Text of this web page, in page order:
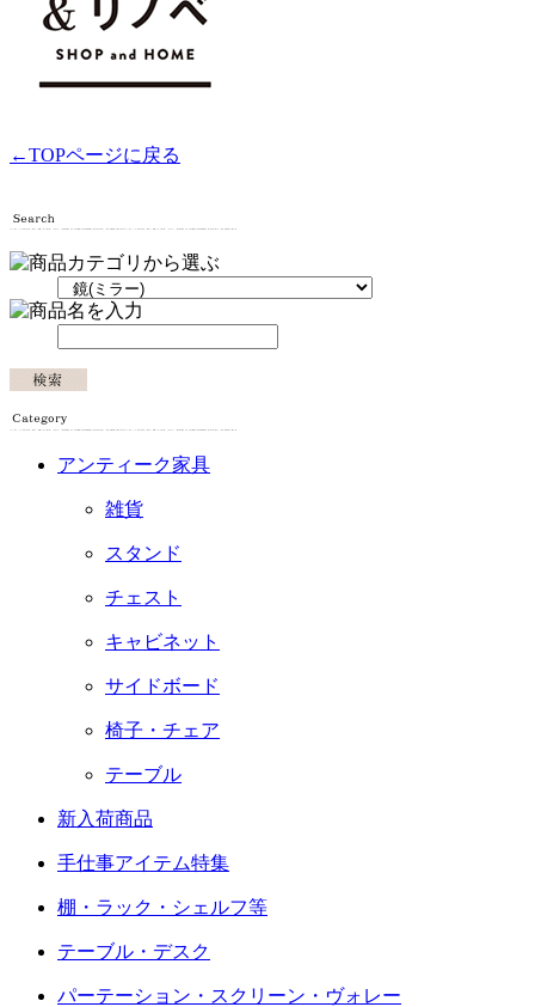
←TOPページに戻る
アンティーク家具
雑貨
スタンド
チェスト
キャビネット
サイドボード
椅子・チェア
テーブル
新入荷商品
手仕事アイテム特集
棚・ラック・シェルフ等
テーブル・デスク
パーテーション・スクリーン・ヴォレー